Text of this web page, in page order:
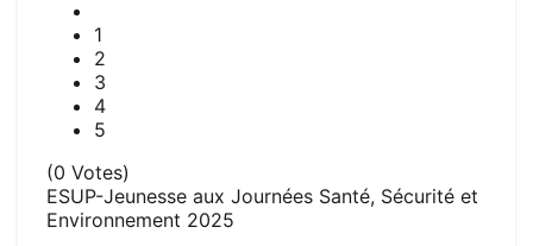
1
2
3
4
5
(0 Votes)
ESUP-Jeunesse aux Journées Santé, Sécurité et
Environnement 2025